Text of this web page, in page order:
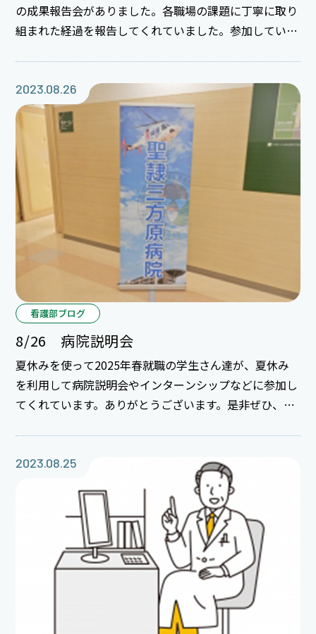
の成果報告会がありました。各職場の課題に丁寧に取り
組まれた経過を報告してくれていました。参加している
2023.08.26
看護部ブログ
8/26 病院説明会
夏休みを使って2025年春就職の学生さん達が、夏休み
を利用して病院説明会やインターンシップなどに参加し
てくれています。ありがとうございます。是非ぜひ、多
2023.08.25